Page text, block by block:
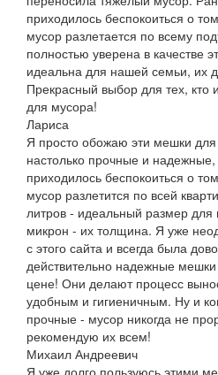
приходилось беспокоиться о
мусор разлетается по всему
полностью уверена в качестве
идеальна для нашей семьи, их
Прекрасный выбор для тех,
для мусора!
Лариса
Я просто обожаю эти мешки
настолько прочные и
приходилось беспокоиться о
мусор разлетится по всей
литров - идеальный размер
микрон - их толщина. Я уже
с этого сайта и всегда была
действительно надежные
цене! Они делают процесс
удобным и гигиеничным. Ну и
прочные - мусор никогда не
рекомендую их всем!
Михаил Андреевич
Я уже долго пользуюсь этими